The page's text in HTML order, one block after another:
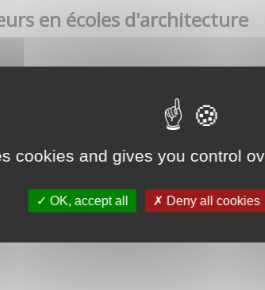
cookies and gives you control
OK, accept all Deny all cookies
en écoles d'architecture